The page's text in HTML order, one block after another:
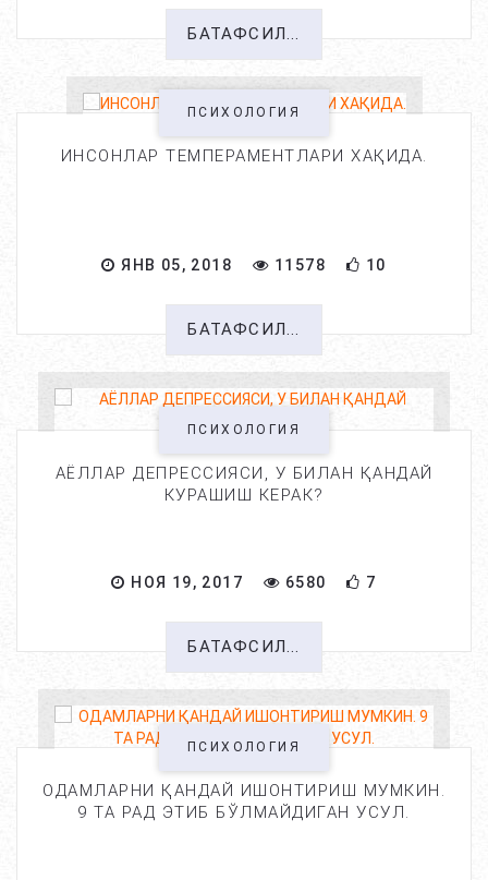
БАТАФСИЛ...
ПСИХОЛОГИЯ
ИНСОНЛАР ТЕМПЕРАМЕНТЛАРИ ХАҚИДА.
ЯНВ 05, 2018 11578 10
БАТАФСИЛ...
ПСИХОЛОГИЯ
АЁЛЛАР ДЕПРЕССИЯСИ, У БИЛАН ҚАНДАЙ
КУРАШИШ КЕРАК?
НОЯ 19, 2017 6580 7
БАТАФСИЛ...
ПСИХОЛОГИЯ
ОДАМЛАРНИ ҚАНДАЙ ИШОНТИРИШ МУМКИН.
9 ТА РАД ЭТИБ БЎЛМАЙДИГАН УСУЛ.